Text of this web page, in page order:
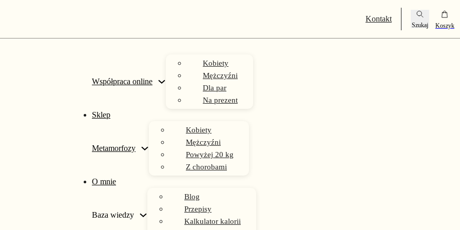
Kontakt
Współpraca online
Kobiety
Mężczyźni
Dla par
Na prezent
Sklep
Metamorfozy
Kobiety
Mężczyźni
Powyżej 20 kg
Z chorobami
O mnie
Baza wiedzy
Blog
Przepisy
Kalkulator kalorii
tania lista zakupów